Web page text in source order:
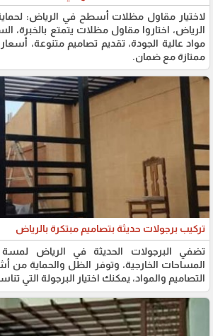
لاختيار مقاول مظلات أسطح في الرياض:
الرياض، اختاروا مقاول مظلات يتمتع بالخبرة،
مواد عالية الجودة، تقديم تصاميم متنوعة،
ممتازة مع ضمان.
تركيب برجولات حديثة بتصاميم مبتكرة بالرياض
تضفي البرجولات الحديثة في الرياض
المساحات الخارجية، وتوفر الظل والحماية
التصاميم والمواد، يمكنك اختيار البرجولة التي